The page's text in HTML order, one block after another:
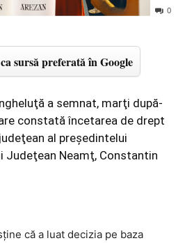
0
sursă preferată în Google
a semnat, marţi după-
constată încetarea de drept
al preşedintelui
Judeţean Neamţ, Constantin
că a luat decizia pe baza